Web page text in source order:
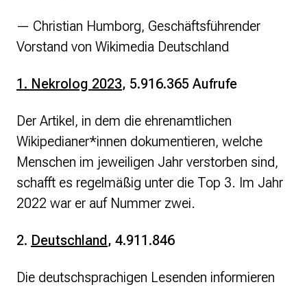
GLAM – Kultur- und Gedächtnisinstitutionen
Lizenzhinweisgenerator
Monsters of Law
Projekt Technische Wünsche
Wissen. Macht. Gerechtigkeit.
Zukunft D
Wikipedia-Schwesterprojekte
Wikibase
MediaWiki
Wikisource
Wiktionary
Wikivoyage
— Christian Humborg, Geschäftsführender
Vorstand von Wikimedia Deutschland
1. Nekrolog 2023, 5.916.365 Aufrufe
Der Artikel, in dem die ehrenamtlichen
Wikipedianer*innen dokumentieren, welche
Menschen im jeweiligen Jahr verstorben sind,
schafft es regelmäßig unter die Top 3. Im Jahr
2022 war er auf Nummer zwei.
2. Deutschland, 4.911.846
Die deutschsprachigen Lesenden informieren